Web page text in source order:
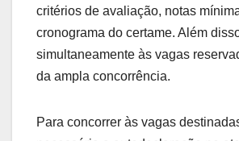
critérios de avaliação, notas
cronograma do certame. Além
simultaneamente às vagas
da ampla concorrência.
Para concorrer às vagas